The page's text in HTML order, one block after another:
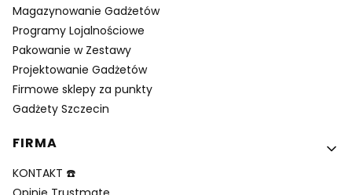
Magazynowanie Gadżetów
Programy Lojalnościowe
Pakowanie w Zestawy
Projektowanie Gadżetów
Firmowe sklepy za punkty
Gadżety Szczecin
FIRMA
KONTAKT ☎️